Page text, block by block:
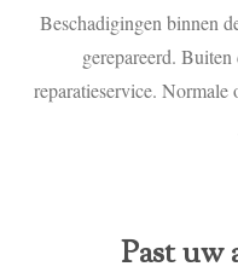
Beschadigingen binnen
gerepareerd.
reparatieservice.
Past uw